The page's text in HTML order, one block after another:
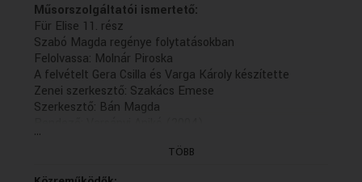
Műsorszolgáltatói ismertető:
Für Elise 11. rész
Szabó Magda regénye folytatásokban
Felolvassa: Molnár Piroska
A felvételt Gera Csilla és Varga Károly készítette
Zenei szerkesztő: Szakács Emese
Szerkesztő: Bán Magda
(XIII/12. rész: holnap, K.13.04)
Szabó Magda 90 éves okt. 5-én
...
TÖBB